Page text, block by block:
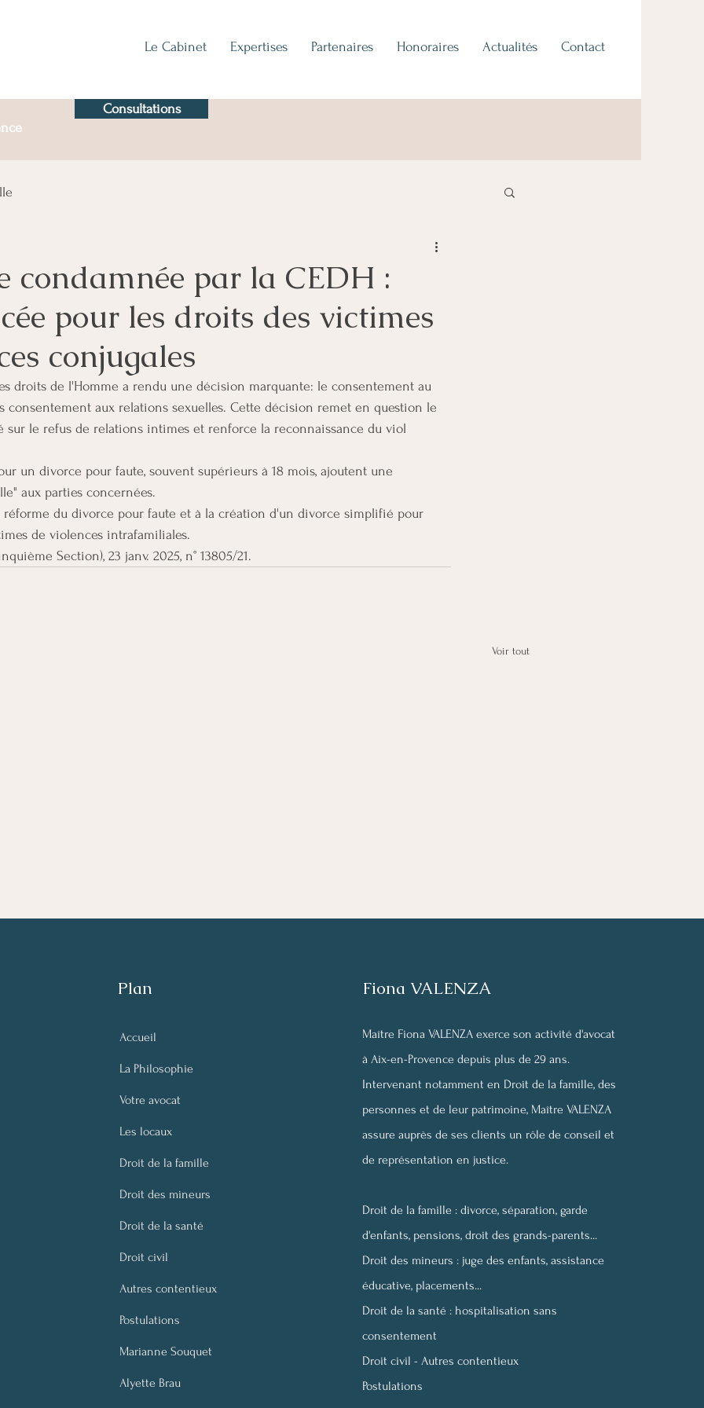
Le Cabinet Expertises Partenaires Honoraires Actualités Contact
Consultations
condamnée par la CEDH :
pour les droits des victimes
conjugales
droits de l'Homme a rendu une décision marquante: le consentement au
consentement aux relations sexuelles. Cette décision remet en question le
sur le refus de relations intimes et renforce la reconnaissance du viol
un divorce pour faute, souvent supérieurs à 18 mois, ajoutent une
aux parties concernées.
réforme du divorce pour faute et à la création d'un divorce simplifié pour
de violences intrafamiliales.
Section), 23 janv. 2025, n° 13805/21.
Voir tout
Difficultés à faire
diacritiques particuliers
La clause de non-divorce
Plan
Accueil
La Philosophie
Votre avocat
Les locaux
Droit de la famille
Droit des mineurs
Droit de la santé
Droit civil
Autres contentieux
Postulations
Marianne Souquet
Alyette Brau
Fiona VALENZA
Maître Fiona VALENZA exerce son activité d'avocat
à Aix-en-Provence depuis plus de 29 ans.
Intervenant notamment en Droit de la famille, des
personnes et de leur patrimoine, Maître VALENZA
assure auprès de ses clients un rôle de conseil et
de représentation en justice.
Droit de la famille : divorce, séparation, garde
d'enfants, pensions, droit des grands-parents...
Droit des mineurs : juge des enfants, assistance
éducative, placements...
Droit de la santé : hospitalisation sans
consentement
Droit civil -Autres contentieux
Postulations